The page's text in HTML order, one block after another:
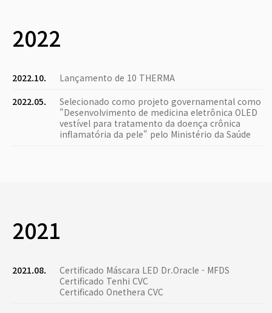
2022
2022.10.
Lançamento de 10 THERMA
2022.05.
Selecionado como projeto governamental como
"Desenvolvimento de medicina eletrônica OLED
vestível para tratamento da doença crônica
inflamatória da pele" pelo Ministério da Saúde
2021
2021.08.
Certificado Máscara LED Dr.Oracle - MFDS
Certificado Tenhi CVC
Certificado Onethera CVC